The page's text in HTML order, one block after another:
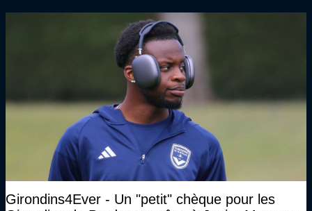
Girondins4Ever - Un "petit" chèque pour les